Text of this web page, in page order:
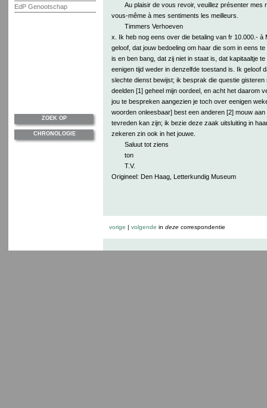
EdP Genootschap
Au plaisir de vous revoir, veuillez présenter mes
vous-même à mes sentiments les meilleurs.
Timmers Verhoeven
x. Ik heb nog eens over die betaling van fr 10.000.- à
geloof, dat jouw bedoeling om haar die som in eens
is en ben bang, dat zij niet in staat is, dat kapitaaltje
eenigen tijd weder in denzelfde toestand is. Ik geloof
slechte dienst bewijst; ik besprak die questie gisteren
deelden [1] geheel mijn oordeel, en acht het daarom
jou te bespreken aangezien je toch over eenigen
woorden onleesbaar] best een anderen [2] mouw
tevreden kan zijn; ik bezie deze zaak uitsluiting in
zekeren zin ook in het jouwe.
Saluut tot ziens
ton
T.V.
Origineel: Den Haag, Letterkundig Museum
vorige | volgende in dezecorrespondentie
ZOEK OP
CHRONOLOGIE